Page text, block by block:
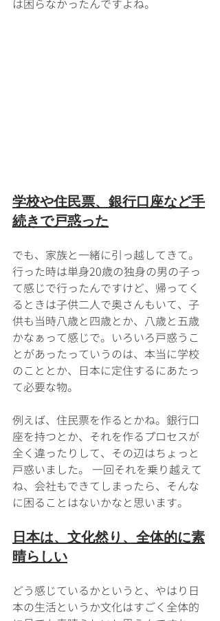
は困らなかったんですよね。
学校や住民票、銀行口座など手
続きで戸惑った
でも、家族と一緒に引っ越してきて。
行った時は単身20歳の独身の男の子っ
て感じで行ったんですけど、帰ってく
るときは子供二人で奥さんもいて、子
供も当時八歳と四歳とか、八歳と五歳
かなぁって感じで。いろいろ戸惑うこ
とがあったっていうのは、本当に学校
のこととか、日本に定住するにあたっ
て必要な物。
例えば、住民票を作るとかね。銀行口
座を持つとか、それを作るプロセスが
全く違ったりして、その辺はちょっと
戸惑いました。 一回それを乗り越えて
ね、会社もできてしまったら、そんな
に困ることはないかなと思います。
日本は、文化然り、全体的に素
晴らしい
どう感じているかというと、やはり日
本の生活というか文化はすごく全体的